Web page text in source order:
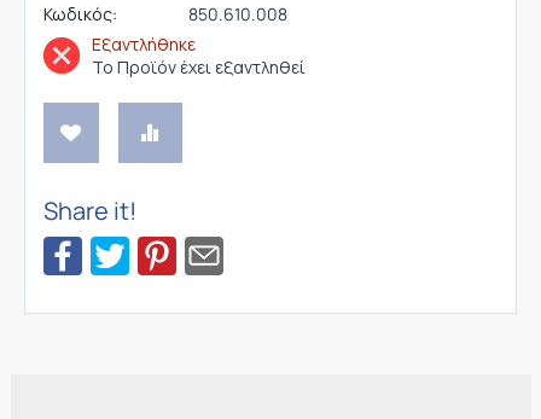
Κωδικός:
850.610.008
Εξαντλήθηκε
Το Προϊόν έχει εξαντληθεί
Share it!